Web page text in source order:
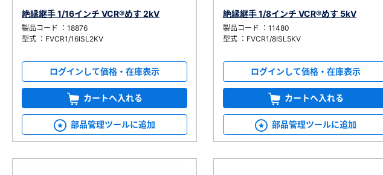
絶縁継手 1/16インチ VCR®めす 2kV
製品コード ：18876
型式 ：FVCR1/16ISL2KV
ログインして価格・在庫表示
カートへ入れる
部品管理ツールに追加
絶縁継手 1/8インチ VCR®めす 5kV
製品コード ：11480
型式 ：FVCR1/8ISL5KV
ログインして価格・在庫表示
カートへ入れる
部品管理ツールに追加